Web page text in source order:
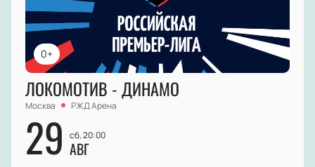
0+
ЛОКОМОТИВ - ДИНАМО
Москва РЖД Арена
29 сб, 20:00
АВГ